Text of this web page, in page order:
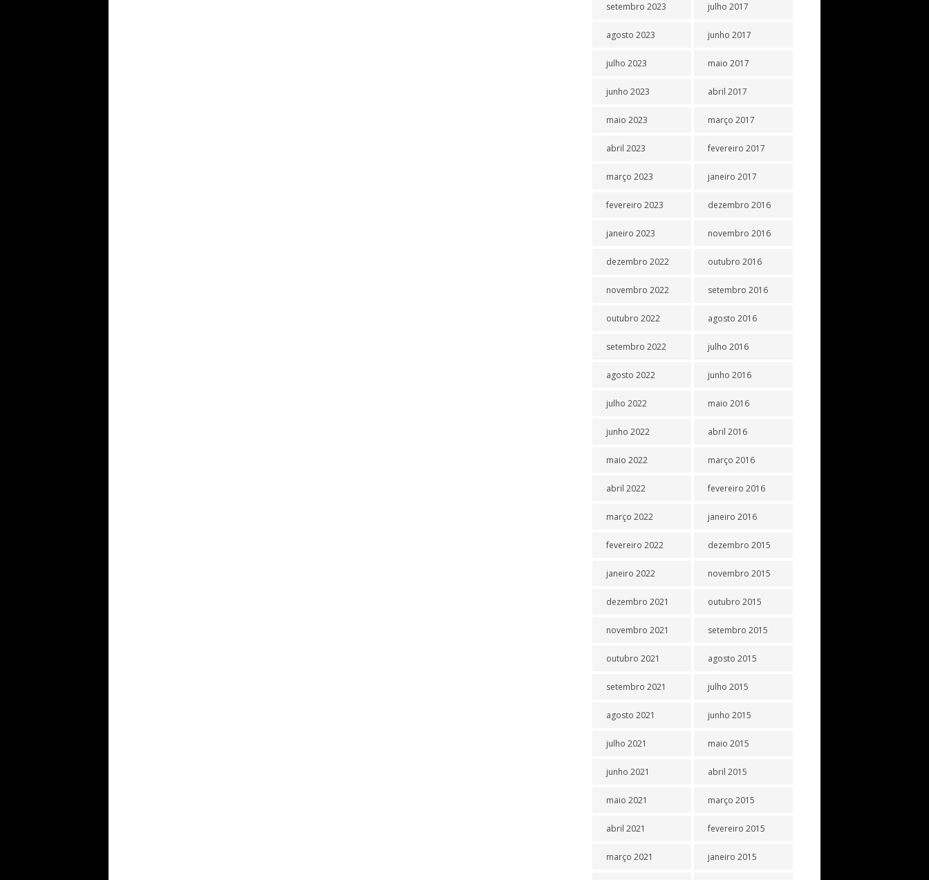
setembro 2023
agosto 2023
julho 2023
junho 2023
maio 2023
abril 2023
março 2023
fevereiro 2023
janeiro 2023
dezembro 2022
novembro 2022
outubro 2022
setembro 2022
agosto 2022
julho 2022
junho 2022
maio 2022
abril 2022
março 2022
fevereiro 2022
janeiro 2022
dezembro 2021
novembro 2021
outubro 2021
setembro 2021
agosto 2021
julho 2021
junho 2021
maio 2021
abril 2021
março 2021
julho 2017
junho 2017
maio 2017
abril 2017
março 2017
fevereiro 2017
janeiro 2017
dezembro 2016
novembro 2016
outubro 2016
setembro 2016
agosto 2016
julho 2016
junho 2016
maio 2016
abril 2016
março 2016
fevereiro 2016
janeiro 2016
dezembro 2015
novembro 2015
outubro 2015
setembro 2015
agosto 2015
julho 2015
junho 2015
maio 2015
abril 2015
março 2015
fevereiro 2015
janeiro 2015